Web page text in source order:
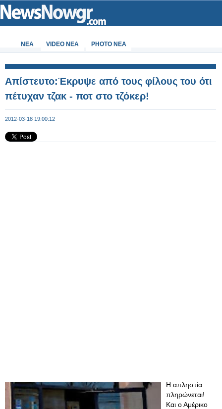
ΝΕΑ VIDEO NEA PHOTO NEA
Απίστευτο:Έκρυψε από τους φίλους του ότι
πέτυχαν τζακ - ποτ στο τζόκερ!
2012-03-18 19:00:12
Η απληστία
πληρώνεται!
Και ο Αμέρικο